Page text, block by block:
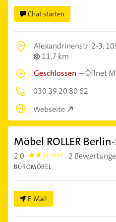
Chat starten
Alexandrinenstr. 2-3,
11,7 km
Geschlossen –Öffnet
030 39 20 80 62
Webseite
Möbel ROLLER
2,0 2.0 2
BÜROMÖBEL
E-Mail